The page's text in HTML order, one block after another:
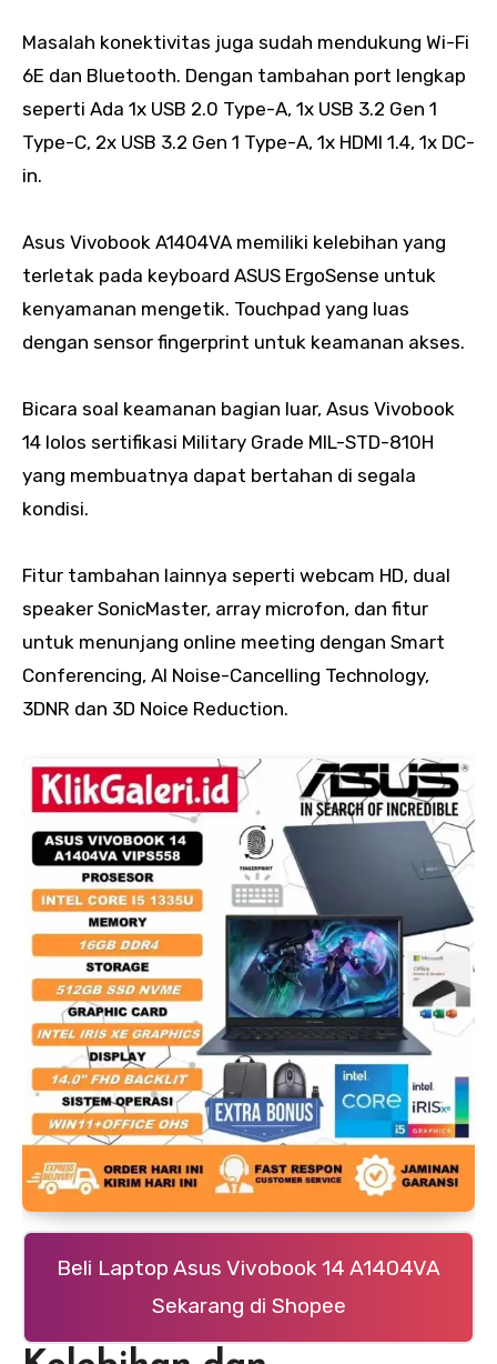
Masalah konektivitas juga sudah mendukung Wi-Fi
6E dan Bluetooth. Dengan tambahan port lengkap
seperti Ada 1x USB 2.0 Type-A, 1x USB 3.2 Gen 1
Type-C, 2x USB 3.2 Gen 1 Type-A, 1x HDMI 1.4, 1x DC-
in.
Asus Vivobook A1404VA memiliki kelebihan yang
terletak pada keyboard ASUS ErgoSense untuk
kenyamanan mengetik. Touchpad yang luas
dengan sensor fingerprint untuk keamanan akses.
Bicara soal keamanan bagian luar, Asus Vivobook
14 lolos sertifikasi Military Grade MIL-STD-810H
yang membuatnya dapat bertahan di segala
kondisi.
Fitur tambahan lainnya seperti webcam HD, dual
speaker SonicMaster, array microfon, dan fitur
untuk menunjang online meeting dengan Smart
Conferencing, AI Noise-Cancelling Technology,
3DNR dan 3D Noice Reduction.
Beli Laptop Asus Vivobook 14 A1404VA
Sekarang di Shopee